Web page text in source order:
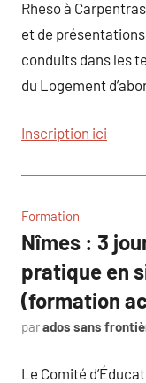
Rheso à
et de
conduits dans les
du Logement
Inscription ici
Formation
Nîmes : 3
pratique en
(formation
parados sans
Le Comité